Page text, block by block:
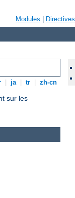
Modules Directives
ja tr zh-cn
sur les